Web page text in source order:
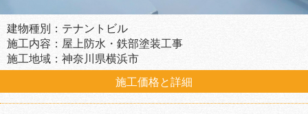
建物種別：テナントビル
施工内容：屋上防水・鉄部塗装工事
施工地域：神奈川県横浜市
施工価格と詳細